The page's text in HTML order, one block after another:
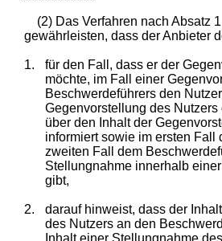
(2) Das Verfahren nach Absatz
gewährleisten, dass der Anbieter
1.
für den Fall, dass er der
möchte, im Fall einer
Beschwerdeführers den
Gegenvorstellung des
über den Inhalt der
informiert sowie im ersten Fall
zweiten Fall dem
Stellungnahme innerhalb
gibt,
2.
darauf hinweist, dass der
des Nutzers an den
Inhalt einer Stellungnahme